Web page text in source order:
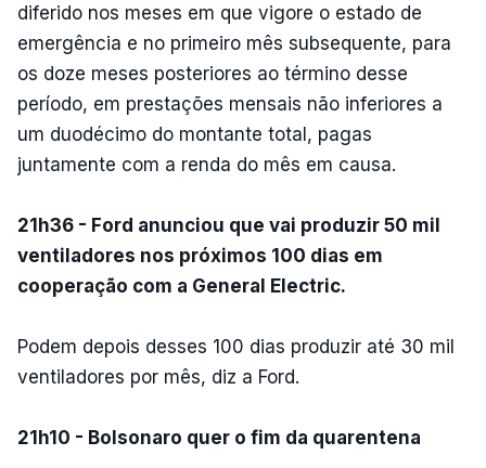
diferido nos meses em que vigore o estado de
emergência e no primeiro mês subsequente, para
os doze meses posteriores ao término desse
período, em prestações mensais não inferiores a
um duodécimo do montante total, pagas
juntamente com a renda do mês em causa.
21h36 - Ford anunciou que vai produzir 50 mil
ventiladores nos próximos 100 dias em
cooperação com a General Electric.
Podem depois desses 100 dias produzir até 30 mil
ventiladores por mês, diz a Ford.
21h10 - Bolsonaro quer o fim da quarentena